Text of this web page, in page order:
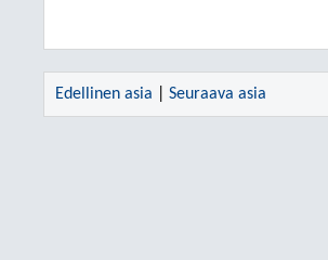
Edellinen asia Seuraava asia